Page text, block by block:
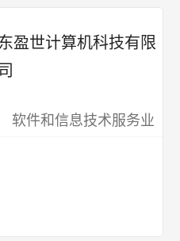
盈世计算机科技有限
软件和信息技术服务业